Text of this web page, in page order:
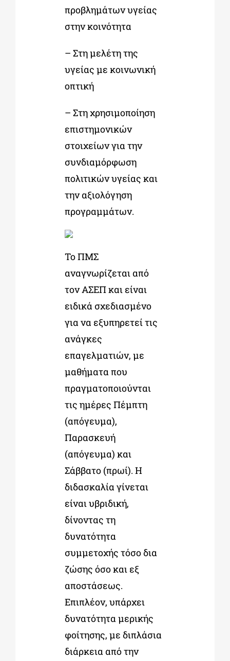
προβλημάτων υγείας
στην κοινότητα
– Στη μελέτη της
υγείας με κοινωνική
οπτική
– Στη χρησιμοποίηση
επιστημονικών
στοιχείων για την
συνδιαμόρφωση
πολιτικών υγείας και
την αξιολόγηση
προγραμμάτων.
Το ΠΜΣ
αναγνωρίζεται από
τον ΑΣΕΠ και είναι
ειδικά σχεδιασμένο
για να εξυπηρετεί τις
ανάγκες
επαγελματιών, με
μαθήματα που
πραγματοποιούνται
τις ημέρες Πέμπτη
(απόγευμα),
Παρασκευή
(απόγευμα) και
Σάββατο (πρωί). Η
διδασκαλία γίνεται
είναι υβριδική,
δίνοντας τη
δυνατότητα
συμμετοχής τόσο δια
ζώσης όσο και εξ
αποστάσεως.
Επιπλέον, υπάρχει
δυνατότητα μερικής
φοίτησης, με διπλάσια
διάρκεια από την